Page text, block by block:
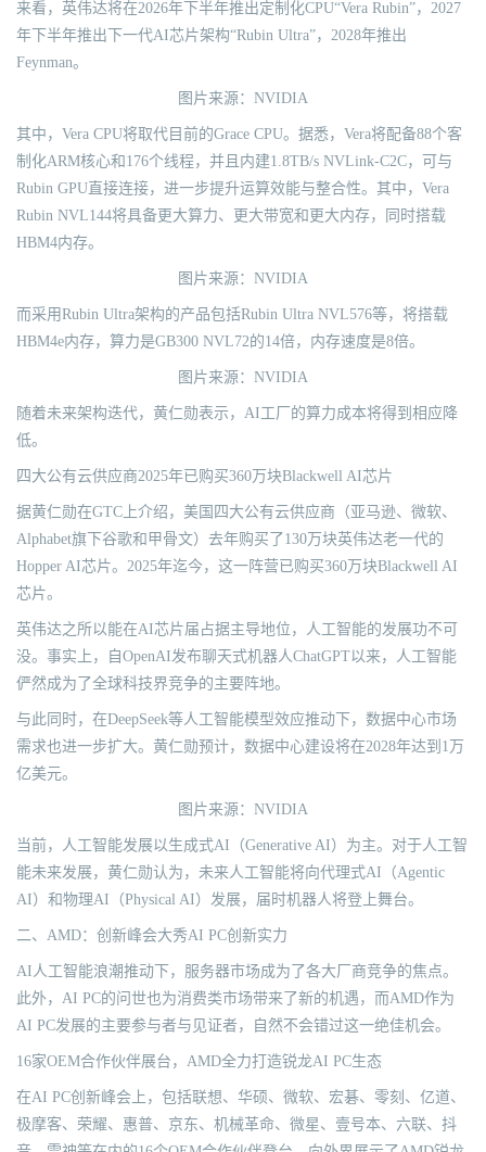
来看，英伟达将在2026年下半年推出定制化CPU“Vera Rubin”，2027
年下半年推出下一代AI芯片架构“Rubin Ultra”，2028年推出
Feynman。
图片来源：NVIDIA
其中，Vera CPU将取代目前的Grace CPU。据悉，Vera将配备88个客
制化ARM核心和176个线程，并且内建1.8TB/s NVLink-C2C，可与
Rubin GPU直接连接，进一步提升运算效能与整合性。其中，Vera
Rubin NVL144将具备更大算力、更大带宽和更大内存，同时搭载
HBM4内存。
图片来源：NVIDIA
而采用Rubin Ultra架构的产品包括Rubin Ultra NVL576等，将搭载
HBM4e内存，算力是GB300 NVL72的14倍，内存速度是8倍。
图片来源：NVIDIA
随着未来架构迭代，黄仁勋表示，AI工厂的算力成本将得到相应降
低。
四大公有云供应商2025年已购买360万块Blackwell AI芯片
据黄仁勋在GTC上介绍，美国四大公有云供应商（亚马逊、微软、
Alphabet旗下谷歌和甲骨文）去年购买了130万块英伟达老一代的
Hopper AI芯片。2025年迄今，这一阵营已购买360万块Blackwell AI
芯片。
英伟达之所以能在AI芯片届占据主导地位，人工智能的发展功不可
没。事实上，自OpenAI发布聊天式机器人ChatGPT以来，人工智能
俨然成为了全球科技界竞争的主要阵地。
与此同时，在DeepSeek等人工智能模型效应推动下，数据中心市场
需求也进一步扩大。黄仁勋预计，数据中心建设将在2028年达到1万
亿美元。
图片来源：NVIDIA
当前，人工智能发展以生成式AI（Generative AI）为主。对于人工智
能未来发展，黄仁勋认为，未来人工智能将向代理式AI（Agentic
AI）和物理AI（Physical AI）发展，届时机器人将登上舞台。
二、AMD：创新峰会大秀AI PC创新实力
AI人工智能浪潮推动下，服务器市场成为了各大厂商竞争的焦点。
此外，AI PC的问世也为消费类市场带来了新的机遇，而AMD作为
AI PC发展的主要参与者与见证者，自然不会错过这一绝佳机会。
16家OEM合作伙伴展台，AMD全力打造锐龙AI PC生态
在AI PC创新峰会上，包括联想、华硕、微软、宏碁、零刻、亿道、
极摩客、荣耀、惠普、京东、机械革命、微星、壹号本、六联、抖